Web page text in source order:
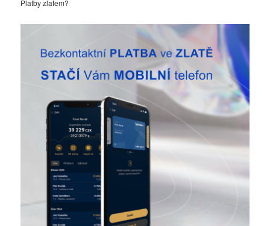
Platby zlatem?